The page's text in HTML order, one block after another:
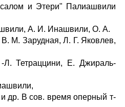
и Этери" Палиашвили
А. И. Инашвили, О. А.
М. Зарудная, Л. Г. Яковлев,
Л. Тетраццини, Е. Джираль-
др. В сов. время оперный т-